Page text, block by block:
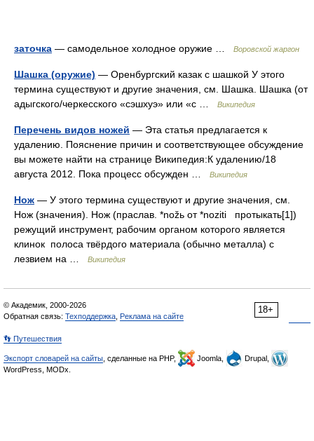
заточка — самодельное холодное оружие … Воровской жаргон
Шашка (оружие) — Оренбургский казак с шашкой У этого
термина существуют и другие значения, см. Шашка. Шашка (от
адыгского/черкесского «сэшхуэ» или «с …
Википедия
Перечень видов ножей — Эта статья предлагается к
удалению. Пояснение причин и соответствующее обсуждение
вы можете найти на странице Википедия:К удалению/18
августа 2012. Пока процесс обсужден …
Википедия
Нож — У этого термина существуют и другие значения, см.
Нож (значения). Нож (праслав. *nožь от *noziti протыкать[1])
режущий инструмент, рабочим органом которого является
клинок полоса твёрдого материала (обычно металла) с
лезвием на …
Википедия
18+
© Академик, 2000-2026
Обратная связь: Техподдержка Реклама на сайте
👣 Путешествия
Экспорт словарей на сайты , сделанные на PHP, Joomla,
Drupal,
WordPress, MODx.